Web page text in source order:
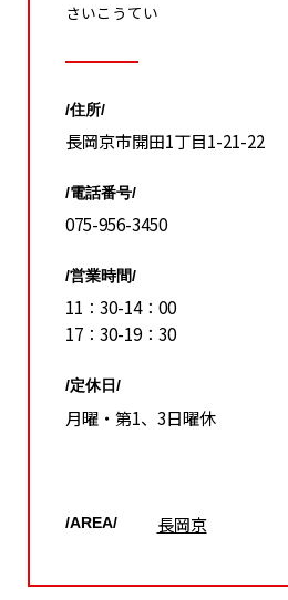
さいこうてい
/住所/
長岡京市開田1丁目1-21-22
/電話番号/
075-956-3450
/営業時間/
11：30-14：00
17：30-19：30
/定休日/
月曜・第1、3日曜休
/AREA/ 長岡京